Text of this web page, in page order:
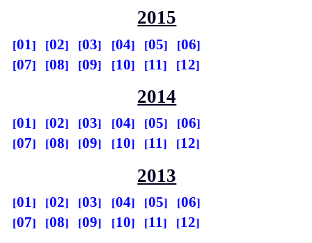
2015
01 02 03 04 05
06
07
08 09 10 11 12
2014
01 02 03 04 05
06
07
08 09 10 11 12
2013
01 02 03 04 05
06
07
08 09 10 11 12